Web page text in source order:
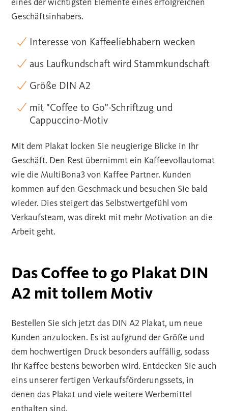
Geschäftsinhabers.
Interesse von Kaffeeliebhabern wecken
aus Laufkundschaft wird Stammkundschaft
Größe DIN A2
mit "Coffee to Go"-Schriftzug und
Cappuccino-Motiv
Mit dem Plakat locken Sie neugierige Blicke in Ihr
Geschäft. Den Rest übernimmt ein Kaffeevollautomat
wie die MultiBona3 von Kaffee Partner. Kunden
kommen auf den Geschmack und besuchen Sie bald
wieder. Dies steigert das Selbstwertgefühl vom
Verkaufsteam, was direkt mit mehr Motivation an die
Arbeit geht.
Das Coffee to go Plakat DIN
A2 mit tollem Motiv
Bestellen Sie sich jetzt das DIN A2 Plakat, um neue
Kunden anzulocken. Es ist aufgrund der Größe und
dem hochwertigen Druck besonders auffällig, sodass
Ihr Kaffee bestens beworben wird. Entdecken Sie auch
eins unserer fertigen Verkaufsförderungssets, in
denen das Plakat und viele weitere Werbemittel
enthalten sind.